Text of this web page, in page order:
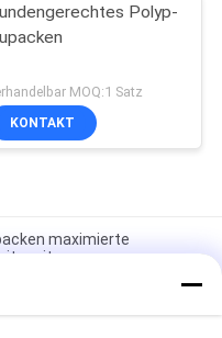
Polyp-
MOQ:1 Satz
KONTAKT
maximierte
Volvo Sany 10 bis 90